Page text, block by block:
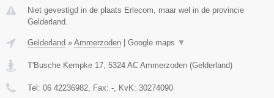
Niet gevestigd in de plaats Erlecom, maar wel in de provincie
Gelderland.
Gelderland » Ammerzoden | Google maps ▼
T'Busche Kempke 17 5324 AC Ammerzoden (Gelderland)
Tel: 06 42236982 , Fax: - , KvK: 30274090